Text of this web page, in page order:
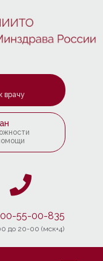
врачу
55-00-835
до 20-00 (мск+4)